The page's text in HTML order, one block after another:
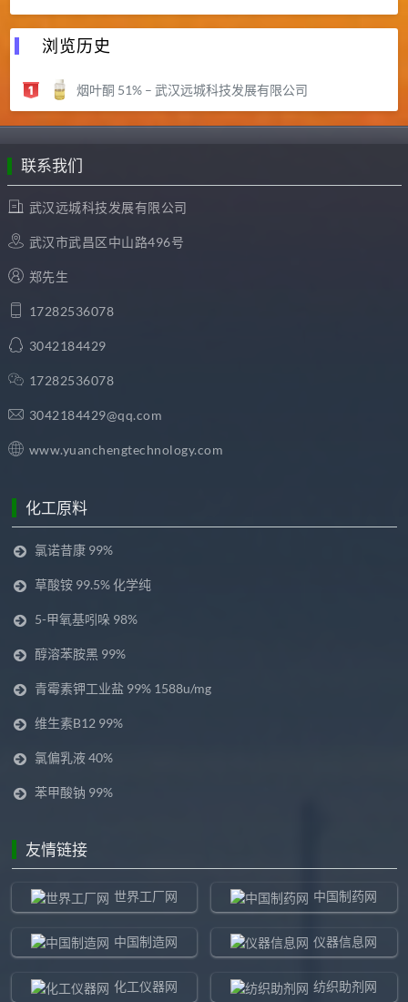
浏览历史
烟叶酮 51% – 武汉远城科技发展有限公司
联系我们
武汉远城科技发展有限公司
武汉市武昌区中山路496号
郑先生
17282536078
3042184429
17282536078
3042184429@qq.com
www.yuanchengtechnology.com
化工原料
氯诺昔康 99%
草酸铵 99.5% 化学纯
5-甲氧基吲哚 98%
醇溶苯胺黑 99%
青霉素钾工业盐 99% 1588u/mg
维生素B12 99%
氯偏乳液 40%
苯甲酸钠 99%
友情链接
世界工厂网 中国制药网
中国制造网 仪器信息网
化工仪器网 纺织助剂网